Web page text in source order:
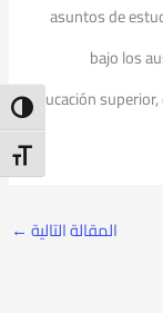
asuntos de
bajo los
educación
المقالة التالية ←